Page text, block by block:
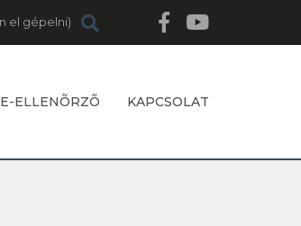
E-ELLENÕRZÕ KAPCSOLAT